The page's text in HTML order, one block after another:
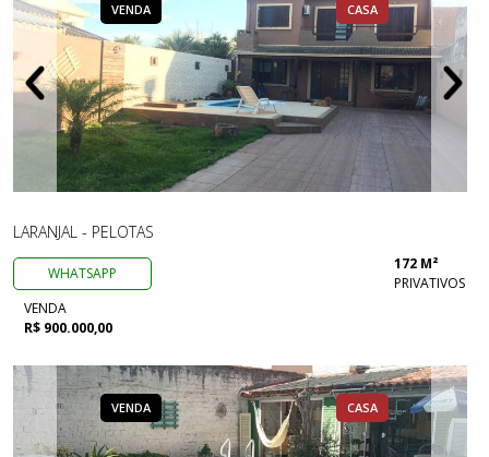
VENDA CASA
LARANJAL - PELOTAS
WHATSAPP
172 M²
PRIVATIVOS
VENDA
R$ 900.000,00
VENDA CASA